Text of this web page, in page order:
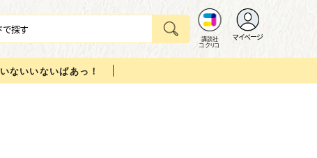
講談社
コクリコ
マイページ
いないいないばあっ！